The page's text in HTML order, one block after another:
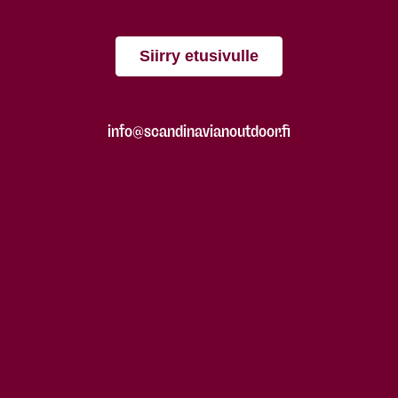
Siirry etusivulle
info@scandinavianoutdoor.fi